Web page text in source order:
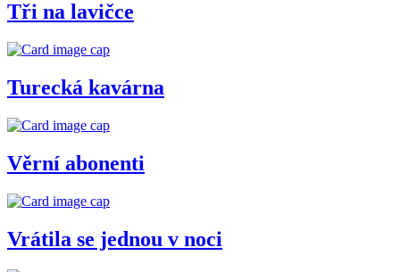
Tři na lavičce
Turecká kavárna
Věrní abonenti
Vrátila se jednou v noci